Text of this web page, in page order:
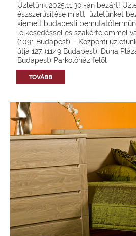
Üzletünk 2025.11.30.-án bezárt!
észszerűsítése miatt üzletünket
kiemelt budapesti
lelkesedéssel és szakértelemmel
(1091 Budapest) – Központi
útja 127. (1149 Budapest), Duna
Budapest) Parkolóház felől
TOVÁBB